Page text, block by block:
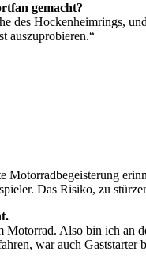
gemacht?
des Hockenheimrings,
auszuprobieren.“
Motorradbegeisterung
Das Risiko, zu
Also bin ich an
war auch